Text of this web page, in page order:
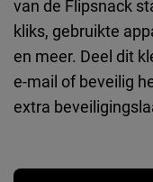
van de Flipsnack
kliks, gebruikte
en meer. Deel dit
e-mail of beveilig
extra